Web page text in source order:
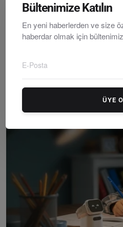
Vivo, Yeni Nesil İşletim Sistemi
EditörTuesday, Ekimober 21, 2025 0
Bültenimize Katılın
En yeni haberlerden ve size
haberdar olmak için
ÜYE